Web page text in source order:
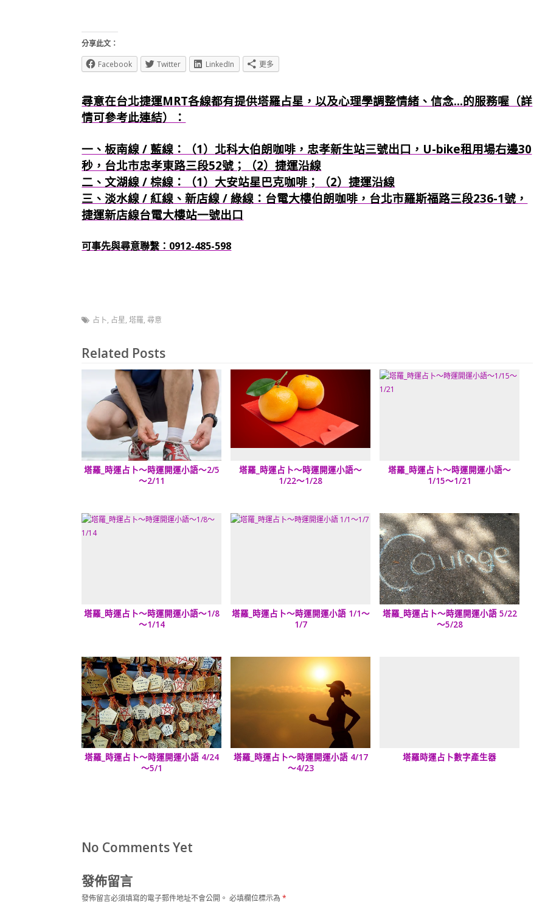
分享此文：
Facebook
Twitter LinkedIn 更多
尋意在台北捷運MRT各線都有提供塔羅占星，以及心理學調整情緒、信念...的服務喔（詳
情可參考此連結）：
一、板南線 / 藍線：（1）北科大伯朗咖啡，忠孝新生站三號出口，U-bike租用場右邊30
秒，台北市忠孝東路三段52號；（2）捷運沿線
二、文湖線 / 棕線：（1）大安站星巴克咖啡；
（2）捷運沿線
三、淡水線 / 紅線、新店線 / 綠線：台電大樓伯朗咖啡，台北市羅斯福路三段236-1號，
捷運新店線台電大樓站一號出口
可事先與尋意聯繫：0912-485-598
占卜, 占星,塔羅,尋意
Related Posts
塔羅_時運占卜～時運開運小語～2/5
～2/11
塔羅_時運占卜～時運開運小語～
1/22～1/28
塔羅_時運占卜～時運開運小語～
1/15～1/21
塔羅_時運占卜～時運開運小語～1/8
～1/14
塔羅_時運占卜～時運開運小語 1/1～
1/7
塔羅_時運占卜～時運開運小語 5/22
～5/28
塔羅_時運占卜～時運開運小語 4/24
～5/1
塔羅_時運占卜～時運開運小語 4/17
～4/23
塔羅時運占卜數字產生器
No Comments Yet
發佈留言
發佈留言必須填寫的電子郵件地址不會公開。 必填欄位標示為*